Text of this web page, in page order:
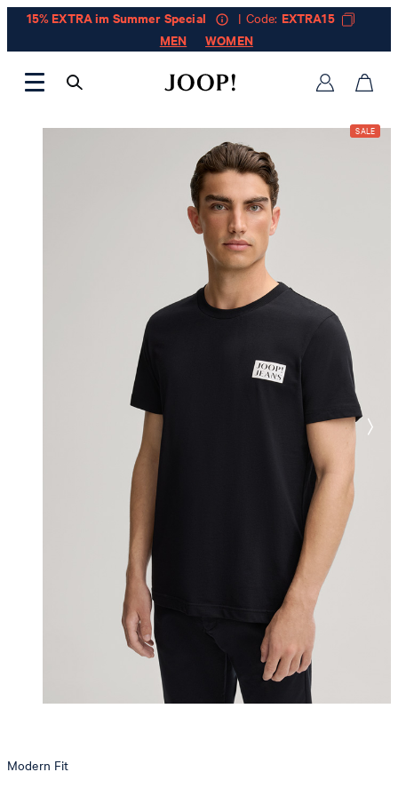
15% EXTRA im Summer Special | Code: EXTRA15
MEN
WOMEN
Modern Fit